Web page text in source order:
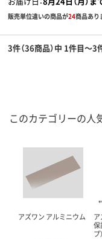
販売単位違いの商品が24商品あり
3件（36商品）中 1件目～3
このカテゴリーの人
アズワン アルミニウム
保
プ